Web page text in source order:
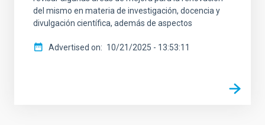
del mismo en materia de investigación, docencia y
divulgación científica, además de aspectos
Advertised on 10/21/2025 - 13:53:11